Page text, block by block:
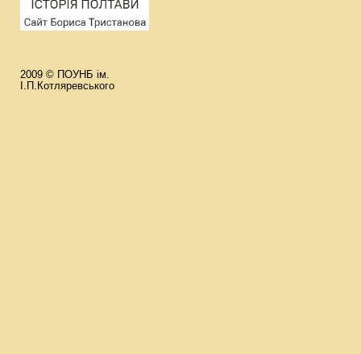
2009 © ПОУНБ ім.
І.П.Котляревського